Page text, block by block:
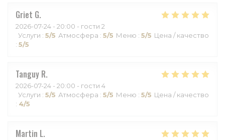
Griet G
2026-07-24 - 20:00 - гости 2
Услуги : 5/5 Атмосфера : 5/5 Меню : 5/5 Цена / качество
: 5/5
Tanguy R
2026-07-24 - 20:00 - гости 4
Услуги : 5/5 Атмосфера : 5/5 Меню : 5/5 Цена / качество
: 4/5
Martin L